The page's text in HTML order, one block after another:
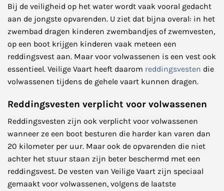
optie
kan
gekozen
worden
op
de
productpagina
Bij de veiligheid op het water wordt vaak vooral gedacht
aan de jongste opvarenden. U ziet dat bijna overal: in het
zwembad dragen kinderen zwembandjes of zwemvesten,
op een boot krijgen kinderen vaak meteen een
reddingsvest aan. Maar voor volwassenen is een vest ook
essentieel. Veilige Vaart heeft daarom reddingsvesten die
volwassenen tijdens de gehele vaart kunnen dragen.
Reddingsvesten verplicht voor volwassenen
Reddingsvesten zijn ook verplicht voor volwassenen
wanneer ze een boot besturen die harder kan varen dan
20 kilometer per uur. Maar ook de opvarenden die niet
achter het stuur staan zijn beter beschermd met een
reddingsvest. De vesten van Veilige Vaart zijn speciaal
gemaakt voor volwassenen, volgens de laatste